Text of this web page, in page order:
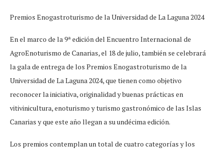
Premios Enogastroturismo de la Universidad de La Laguna 2024
En el marco de la 9ª edición del Encuentro Internacional de
AgroEnoturismo de Canarias, el 18 de julio, también se celebrará
la gala de entrega de los Premios Enogastroturismo de la
Universidad de La Laguna 2024, que tienen como objetivo
reconocer la iniciativa, originalidad y buenas prácticas en
vitivinicultura, enoturismo y turismo gastronómico de las Islas
Canarias y que este año llegan a su undécima edición.
Los premios contemplan un total de cuatro categorías y los